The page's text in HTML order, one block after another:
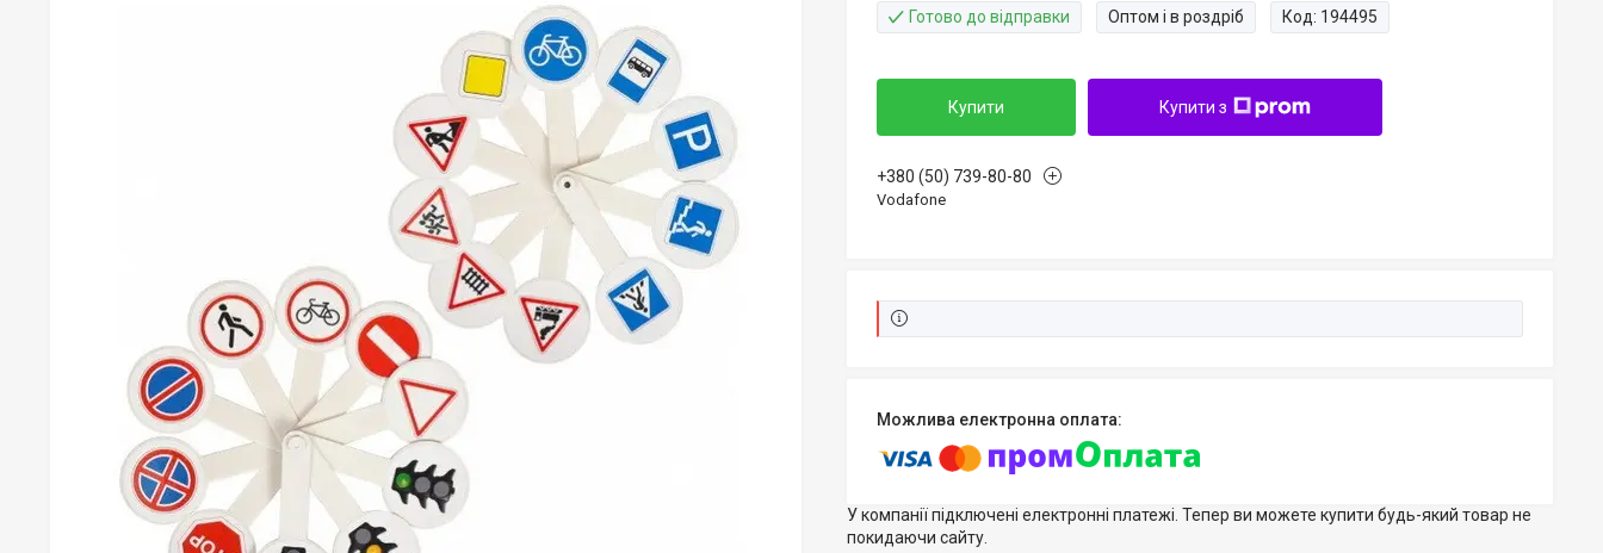
Готово до відправки
Оптом і в роздріб Код: 194495
Купити Купити з
+380 (50) 739-80-80
Vodafone
У компанії підключені електронні платежі. Тепер ви можете купити будь-який товар не
покидаючи сайту.